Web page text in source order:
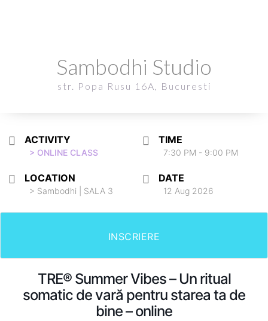
Sambodhi Studio
str. Popa Rusu 16A, Bucuresti
Sambodhi Studio
ACTIVITY
> ONLINE CLASS
TIME
7:30 PM - 9:00 PM
LOCATION
> Sambodhi | SALA 3
DATE
12 Aug 2026
INSCRIERE
TRE® Summer Vibes – Un ritual
somatic de vară pentru starea ta de
bine – online